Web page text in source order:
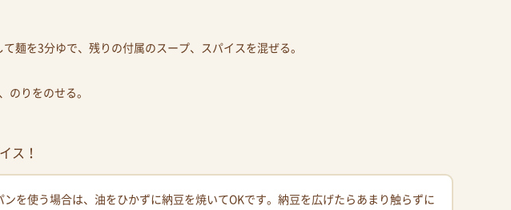
麺を3分ゆで、残りの付属のスープ、スパイスを混ぜる。
のりをのせる。
ス！
ンを使う場合は、油をひかずに納豆を焼いてOKです。納豆を広げたらあまり触らずに